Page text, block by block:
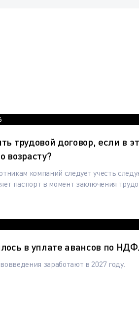
трудовой договор, если в
возрасту?
компаний следует учесть
паспорт в момент заключения
в уплате авансов по
заработают в 2027 году.